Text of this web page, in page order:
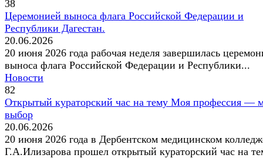
38
Церемонией выноса флага Российской Федерации и
Республики Дагестан.
20.06.2026
20 июня 2026 года рабочая неделя завершилась
выноса флага Российской Федерации и Республики...
Новости
82
Открытый кураторский час на тему Моя профессия —
выбор
20.06.2026
20 июня 2026 года в Дербентском медицинском
Г.А.Илизарова прошел открытый кураторский час на